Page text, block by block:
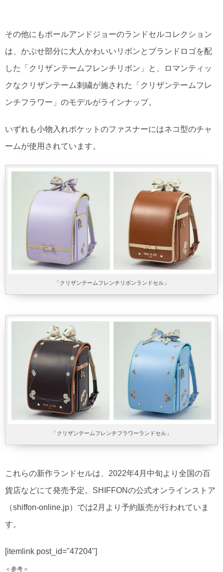
その他にもポールアンドジョーのランドセルコレクション
は、かぶせ部分に大人かわいいリボンとブランドロゴを配
した「クリザンテームフレンチリボン」と、ロマンティッ
クなクリザンテーム刺繍が施された「クリザンテームフレ
ンチフラワー」のモデルがラインナップ。
いずれも小物入れポケットのファスナーにはネコ型のチャ
ームが使用されています。
「クリザンテームフレンチリボンランドセル」
「クリザンテームフレンチフラワーランドセル」
これらの新作ランドセルは、2022年4月中旬より全国の百
貨店などにて発売予定。SHIFFONの公式オンラインストア
（shiffon-online.jp）では2月より予約販売が行われていま
す。
[itemlink post_id="47204"]
＜参考＞